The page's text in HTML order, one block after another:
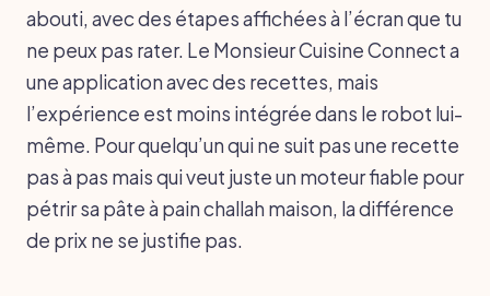
abouti, avec des étapes affichées à l’écran que tu
ne peux pas rater. Le Monsieur Cuisine Connect a
une application avec des recettes, mais
l’expérience est moins intégrée dans le robot lui-
même. Pour quelqu’un qui ne suit pas une recette
pas à pas mais qui veut juste un moteur fiable pour
pétrir sa pâte à pain challah maison, la différence
de prix ne se justifie pas.